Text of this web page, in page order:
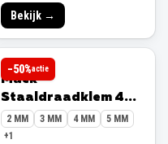
Bekijk →
−50%actie
MACK
Mack
Staaldraadklem 4
stuks 6 mm
2 MM 3 MM 4 MM
5 MM
+1